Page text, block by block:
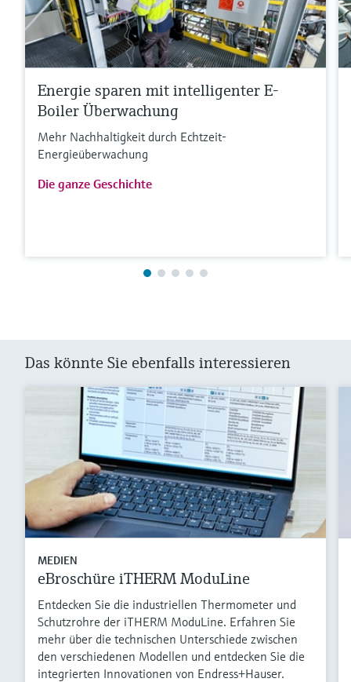
Energie sparen mit intelligenter E-
Boiler Überwachung
Mehr Nachhaltigkeit durch Echtzeit-
Energieüberwachung
Die ganze Geschichte
Das könnte Sie ebenfalls interessieren
MEDIEN
eBroschüre iTHERM ModuLine
Entdecken Sie die industriellen Thermometer und
Schutzrohre der iTHERM ModuLine. Erfahren Sie
mehr über die technischen Unterschiede zwischen
den verschiedenen Modellen und entdecken Sie die
integrierten Innovationen von Endress+Hauser.